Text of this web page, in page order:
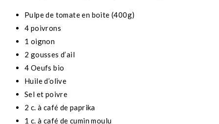
Pulpe de tomate en boite (400g)
4 poivrons
1 oignon
2 gousses d’ail
4 Oeufs bio
Huile d’olive
Sel et poivre
2 c. à café de paprika
1 c. à café de cumin moulu